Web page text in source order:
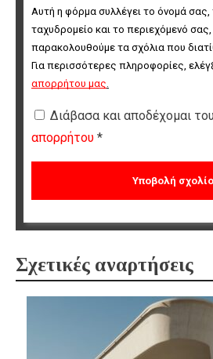
Αυτή η φόρμα συλλέγει το όνομά σας,
ταχυδρομείο και το περιεχόμενό
παρακολουθούμε τα σχόλια που
Για περισσότερες πληροφορίες,
απορρήτου μας
Διάβασα και αποδέχομαι
απορρήτου *
Σχετικές αναρτήσεις